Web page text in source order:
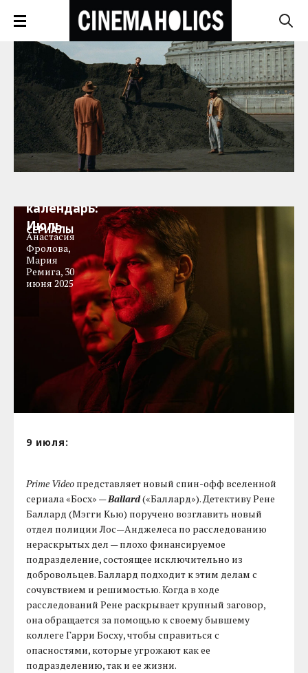
календарь:
Июль
Анастасия
Фролова,
Мария
Ремига, 30
июня 2025
СЕРИАЛЫ
9 июля:
Prime Video представляет новый спин-офф вселенной
сериала «Босх» —Ballard(«Баллард»). Детективу Рене
Баллард (Мэгги Кью) поручено возглавить новый
отдел полиции Лос—Анджелеса по расследованию
нераскрытых дел — плохо финансируемое
подразделение, состоящее исключительно из
добровольцев. Баллард подходит к этим делам с
сочувствием и решимостью. Когда в ходе
расследований Рене раскрывает крупный заговор,
она обращается за помощью к своему бывшему
коллеге Гарри Босху, чтобы справиться с
опасностями, которые угрожают как ее
подразделению, так и ее жизни.